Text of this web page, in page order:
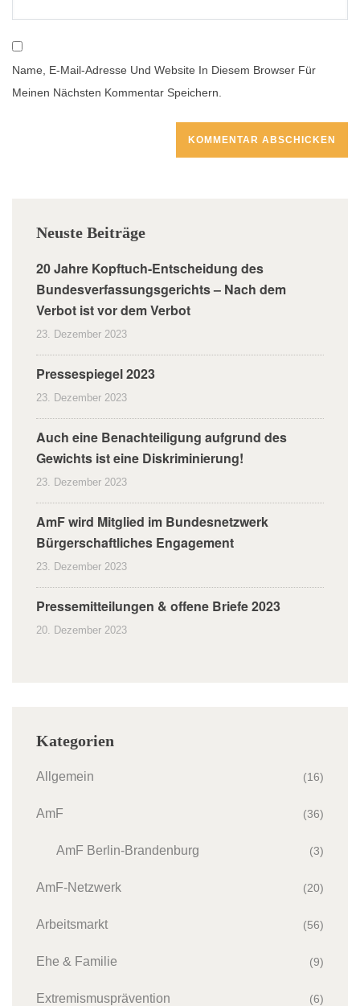
Name, E-Mail-Adresse Und Website In Diesem Browser Für
Meinen Nächsten Kommentar Speichern.
Neuste Beiträge
20 Jahre Kopftuch-Entscheidung des
Bundesverfassungsgerichts – Nach dem
Verbot ist vor dem Verbot
23. Dezember 2023
Pressespiegel 2023
23. Dezember 2023
Auch eine Benachteiligung aufgrund des
Gewichts ist eine Diskriminierung!
23. Dezember 2023
AmF wird Mitglied im Bundesnetzwerk
Bürgerschaftliches Engagement
23. Dezember 2023
Pressemitteilungen & offene Briefe 2023
20. Dezember 2023
Kategorien
Allgemein (16)
AmF (36)
AmF Berlin-Brandenburg (3)
AmF-Netzwerk (20)
Arbeitsmarkt (56)
Ehe & Familie (9)
Extremismusprävention (6)